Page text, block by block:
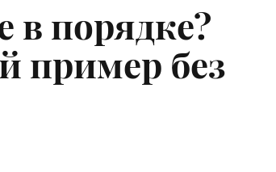
в порядке?
пример без